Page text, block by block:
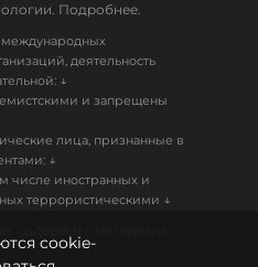
Подробнее.
деятельность
↓
и запрещены
лица, признанные в
↓
числе иностранных и
террористическими ↓
cookie-